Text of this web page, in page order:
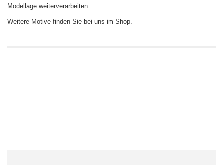
Modellage weiterverarbeiten.
Weitere Motive finden Sie bei uns im Shop.